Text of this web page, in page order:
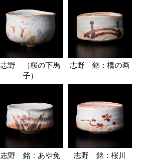
志野 （桜の下馬
子）
志野 銘：橋の画
志野 銘：あや免 志野 銘：桜川